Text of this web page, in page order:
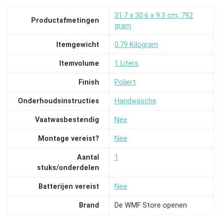
Productafmetingen
‎31.7 x 30.6 x 9.3 cm; 792
gram
Itemgewicht ‎0.79 Kilogram
Itemvolume ‎1 Liters
Finish ‎Poliert
Onderhoudsinstructies ‎Handwäsche
Vaatwasbestendig ‎Nee
Montage vereist? ‎Nee
Aantal
stuks/onderdelen
‎1
Batterijen vereist ‎Nee
Brand De WMF Store openen